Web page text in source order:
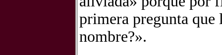
primera pregunta que
nombre?».